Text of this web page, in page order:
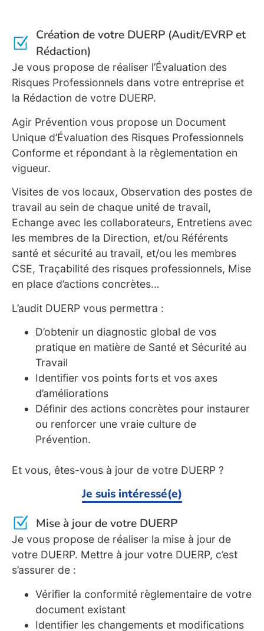
Création de votre DUERP (Audit/EVRP et
Rédaction)
Je vous propose de réaliser l’Évaluation des
Risques Professionnels dans votre entreprise et
la Rédaction de votre DUERP.
Agir Prévention vous propose un Document
Unique d’Évaluation des Risques Professionnels
Conforme et répondant à la règlementation en
vigueur.
Visites de vos locaux, Observation des postes de
travail au sein de chaque unité de travail,
Echange avec les collaborateurs, Entretiens avec
les membres de la Direction, et/ou Référents
santé et sécurité au travail, et/ou les membres
CSE, Traçabilité des risques professionnels, Mise
en place d’actions concrètes…
L’audit DUERP vous permettra :
D’obtenir un diagnostic global de vos
pratique en matière de Santé et Sécurité au
Travail
Identifier vos points forts et vos axes
d’améliorations
Définir des actions concrètes pour instaurer
ou renforcer une vraie culture de
Prévention.
Et vous, êtes-vous à jour de votre DUERP ?
Je suis intéressé(e)
Mise à jour de votre DUERP
Je vous propose de réaliser la mise à jour de
votre DUERP. Mettre à jour votre DUERP, c’est
s’assurer de :
Vérifier la conformité règlementaire de votre
document existant
Identifier les changements et modifications